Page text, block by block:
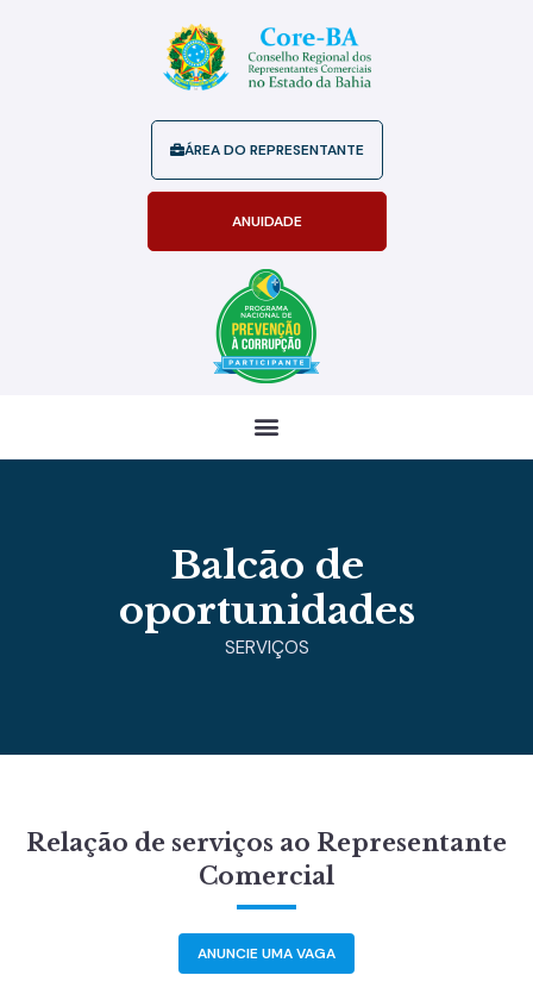
ÁREA DO REPRESENTANTE
ANUIDADE
Balcão de
oportunidades
SERVIÇOS
Relação de serviços ao Representante
Comercial
ANUNCIE UMA VAGA